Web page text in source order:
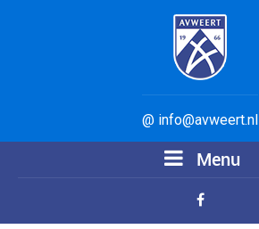
@ info@avweert.nl
Menu